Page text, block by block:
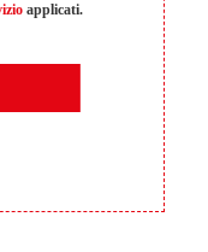
applicati.